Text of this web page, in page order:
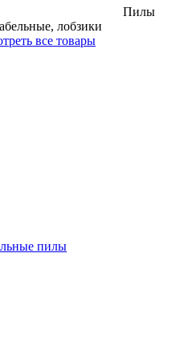
Пилы
лобзики
все товары
пилы